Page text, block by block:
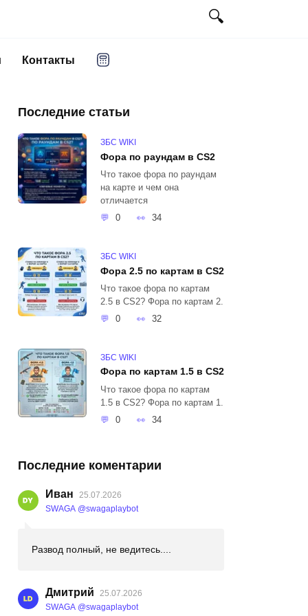
Контакты
Последние статьи
ЗБС WIKI
Фора по раундам в CS2
Что такое фора по раундам
на карте и чем она
отличается
0
34
ЗБС WIKI
Фора 2.5 по картам в CS2
Что такое фора по картам
2.5 в CS2? Фора по картам 2.
0
32
ЗБС WIKI
Фора по картам 1.5 в CS2
Что такое фора по картам
1.5 в CS2? Фора по картам 1.
0
34
Последние коментарии
Иван
25.07.2026
SWAGA @swagaplaybot
Развод полный, не ведитесь....
Дмитрий
25.07.2026
SWAGA @swagaplaybot